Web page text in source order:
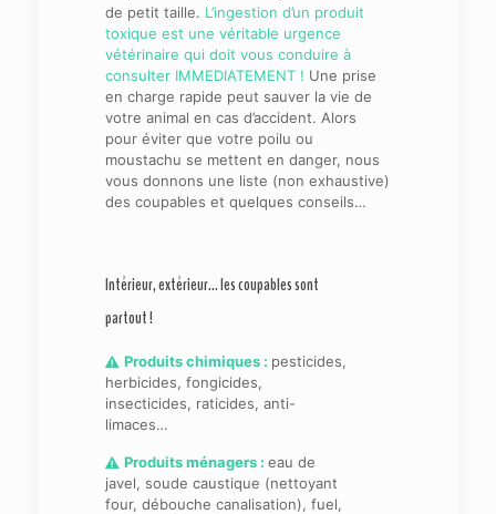
de petit taille. L’ingestion d’un produit
toxique est une véritable urgence
vétérinaire qui doit vous conduire à
consulter IMMEDIATEMENT ! Une prise
en charge rapide peut sauver la vie de
votre animal en cas d’accident. Alors
pour éviter que votre poilu ou
moustachu se mettent en danger, nous
vous donnons une liste (non exhaustive)
des coupables et quelques conseils…
Intérieur, extérieur… les coupables sont
partout !
Produits chimiques : pesticides,
herbicides, fongicides,
insecticides, raticides, anti-
limaces…
Produits ménagers : eau de
javel, soude caustique (nettoyant
four, débouche canalisation), fuel,